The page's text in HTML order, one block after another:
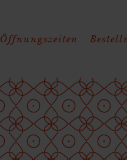
Öffnungszeiten